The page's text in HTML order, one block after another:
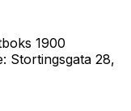
1900
Stortingsgata 28,